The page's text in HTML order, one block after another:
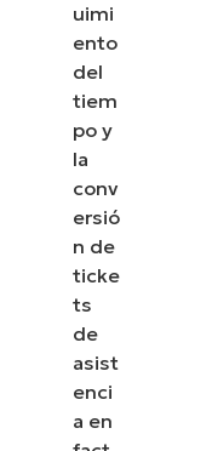
uimi
ento
del
tiem
po y
la
conv
ersió
n de
ticke
ts
de
asist
enci
a en